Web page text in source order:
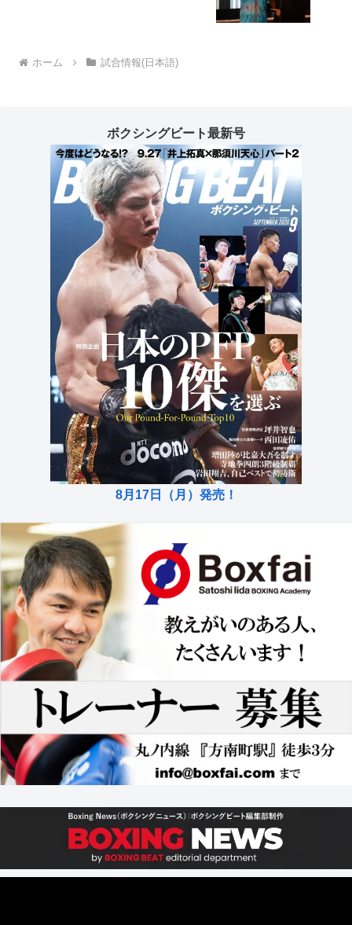
ホーム 試合情報(日本語)
ボクシングビート最新号
8月17日（月）発売！